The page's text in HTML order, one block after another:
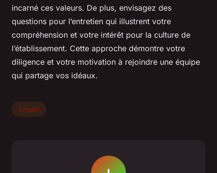
incarné ces valeurs. De plus, envisagez des
questions pour l’entretien qui illustrent votre
compréhension et votre intérêt pour la culture de
l’établissement. Cette approche démontre votre
diligence et votre motivation à rejoindre une équipe
qui partage vos idéaux.
Emploi